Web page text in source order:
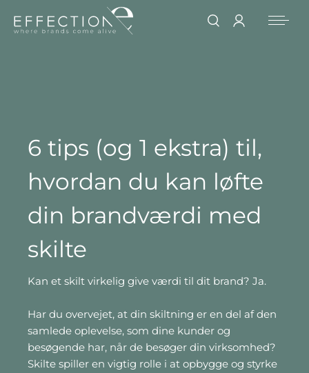
6 tips (og 1 ekstra) til,
hvordan du kan løfte
din brandværdi med
skilte
Kan et skilt virkelig give værdi til dit brand? Ja.
Har du overvejet, at din skiltning er en del af den
samlede oplevelse, som dine kunder og
besøgende har, når de besøger din virksomhed?
Skilte spiller en vigtig rolle i at opbygge og styrke